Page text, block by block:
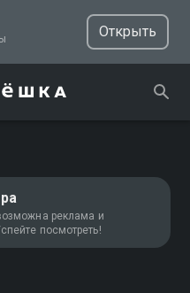
Открыть
реклама и
посмотреть!